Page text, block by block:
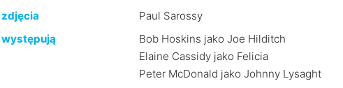
zdjęcia
Paul Sarossy
występują
Bob Hoskins jako Joe Hilditch
Elaine Cassidy jako Felicia
Peter McDonald jako Johnny Lysaght